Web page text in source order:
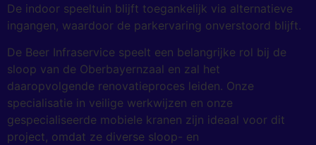
De indoor speeltuin blijft toegankelijk via alternatieve
ingangen, waardoor de parkervaring onverstoord blijft.
De Beer Infraservice speelt een belangrijke rol bij de
sloop van de Oberbayernzaal en zal het
daaropvolgende renovatieproces leiden. Onze
specialisatie in veilige werkwijzen en onze
gespecialiseerde mobiele kranen zijn ideaal voor dit
project, omdat ze diverse sloop- en